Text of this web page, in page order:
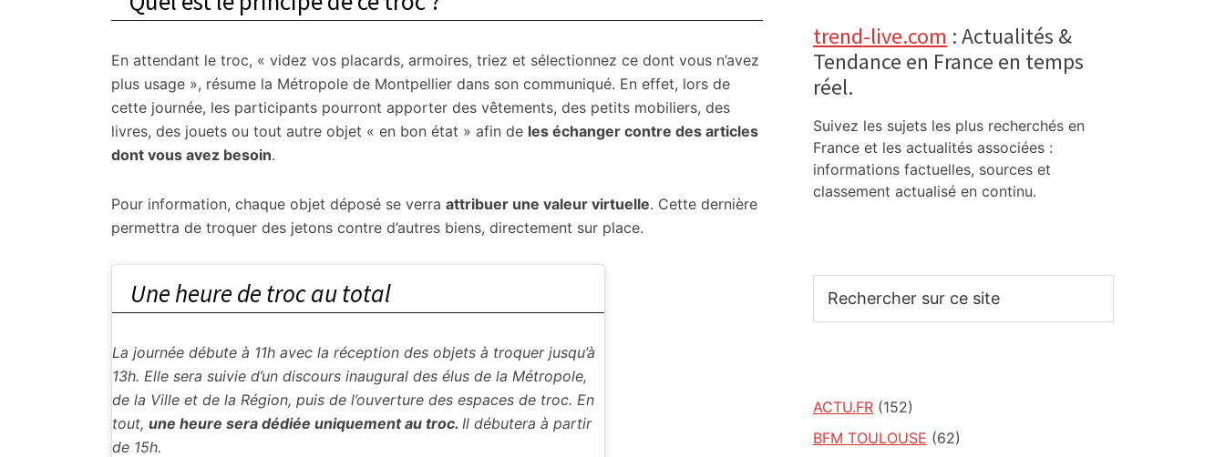
En attendant le troc, « videz vos placards, armoires, triez et sélectionnez ce dont vous n’avez
plus usage », résume la Métropole de Montpellier dans son communiqué. En effet, lors de
cette journée, les participants pourront apporter des vêtements, des petits mobiliers, des
livres, des jouets ou tout autre objet « en bon état » afin de les échanger contre des articles
dont vous avez besoin.
Pour information, chaque objet déposé se verra attribuer une valeur virtuelle. Cette dernière
permettra de troquer des jetons contre d’autres biens, directement sur place.
Une heure de troc au total
La journée débute à 11h avec la réception des objets à troquer jusqu’à
13h. Elle sera suivie d’un discours inaugural des élus de la Métropole,
de la Ville et de la Région, puis de l’ouverture des espaces de troc. En
tout, une heure sera dédiée uniquement au troc. Il débutera à partir
de 15h.
trend-live.com : Actualités &
Tendance en France en temps
réel.
Suivez les sujets les plus recherchés en
France et les actualités associées :
informations factuelles, sources et
classement actualisé en continu.
sur
ACTU.FR (152)
BFM TOULOUSE (62)